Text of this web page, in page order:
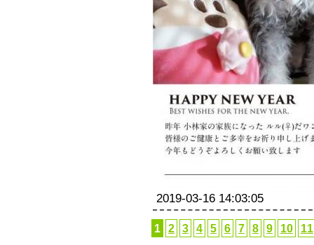
2019-03-16 14:03:05
1 2 3 4 5 6 7 8 9 10 11